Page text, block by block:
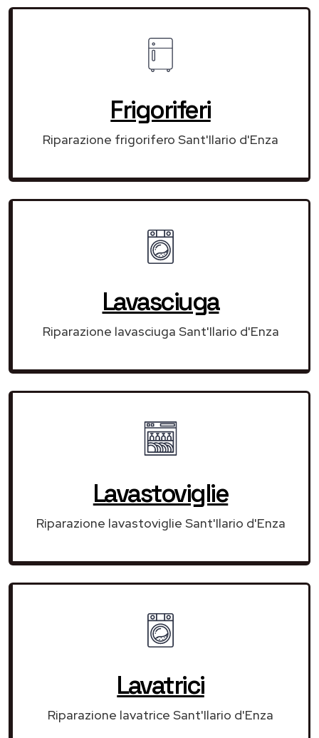
Frigoriferi
Riparazione frigorifero Sant'Ilario d'Enza
Lavasciuga
Riparazione lavasciuga Sant'Ilario d'Enza
Lavastoviglie
Riparazione lavastoviglie Sant'Ilario d'Enza
Lavatrici
Riparazione lavatrice Sant'Ilario d'Enza